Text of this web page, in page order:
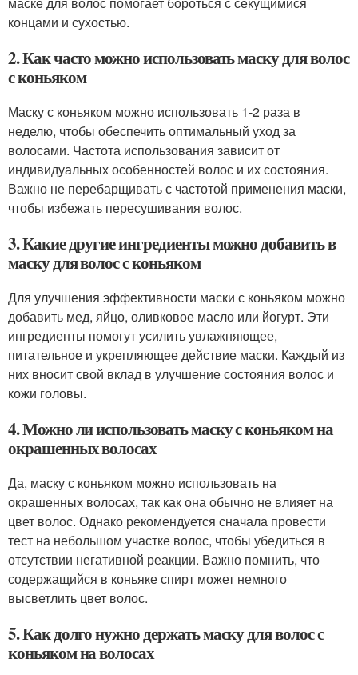
концами и сухостью.
2. Как часто можно использовать маску для волос
с коньяком
Маску с коньяком можно использовать 1-2 раза в
неделю, чтобы обеспечить оптимальный уход за
волосами. Частота использования зависит от
индивидуальных особенностей волос и их состояния.
Важно не перебарщивать с частотой применения маски,
чтобы избежать пересушивания волос.
3. Какие другие ингредиенты можно добавить в
маску для волос с коньяком
Для улучшения эффективности маски с коньяком можно
добавить мед, яйцо, оливковое масло или йогурт. Эти
ингредиенты помогут усилить увлажняющее,
питательное и укрепляющее действие маски. Каждый из
них вносит свой вклад в улучшение состояния волос и
кожи головы.
4. Можно ли использовать маску с коньяком на
окрашенных волосах
Да, маску с коньяком можно использовать на
окрашенных волосах, так как она обычно не влияет на
цвет волос. Однако рекомендуется сначала провести
тест на небольшом участке волос, чтобы убедиться в
отсутствии негативной реакции. Важно помнить, что
содержащийся в коньяке спирт может немного
высветлить цвет волос.
5. Как долго нужно держать маску для волос с
коньяком на волосах